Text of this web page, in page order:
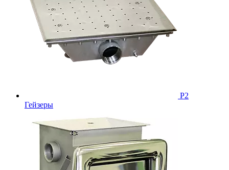
Р2
Гейзеры